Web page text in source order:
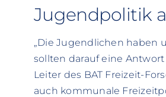
Jugendpolitik
„Die Jugendlichen haben
sollten darauf eine Antwort
Leiter des BAT Freizeit-
auch kommunale